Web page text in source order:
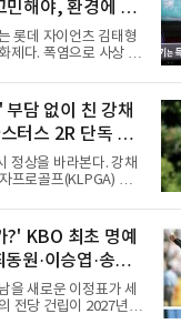
해야, 환경에 맞
롯데 자이언츠 김태형
제다. 폭염으로 사상 초
기하지 않았다. 우천,
어나는 현실에서 현재
연 지속 가능한지 질문
가 세계적으로 특별히
저리그는 팀당 162경
경기를 치른다. 숫
난히 혹사 구조라고 말
폭염이 길어지고 강해
이
담 없이 친 강채
터스 2R 단독 선
정상을 바라본다. 강채
프로골프(KLPGA) 투어
만 원) 2라운드에서 단
연은 7일 제주도 서귀
조트(파72)에서 열린 2
기 1개를 묶어 4언더
9언더파 135타로 전
올라섰다. 공동 2위 그
한 타 차다.이 대회는 그
?' KBO 최초 명예
원·이승엽·송진
논쟁
을 새로운 이정표가 세
전당 건립이 2027년으